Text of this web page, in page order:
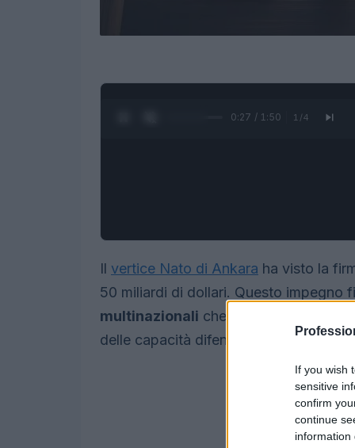
If you wish
sensitive
confirm
continue
information
0:28 / 1:50 1 /4
Il vertice Nato di Ankara ha visto la
50 miliardi di dollari. Questo impegno
multinazionali che
delle capacità difensive dell’alleanza.